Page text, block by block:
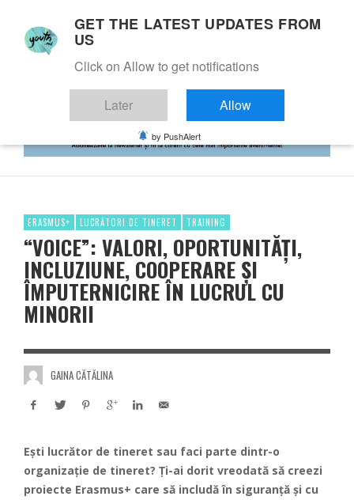
ERASMUS+ LUCRĂTORI DE TINERET TRAINING
“VOICE”: VALORI, OPORTUNITĂȚI,
INCLUZIUNE, COOPERARE ȘI
ÎMPUTERNICIRE ÎN LUCRUL CU
MINORII
GAINA CĂTĂLINA
Ești lucrător de tineret sau faci parte dintr-o
organizație de tineret? Ți-ai dorit vreodată să creezi
proiecte Erasmus+ care să includă în siguranță și cu
GET THE LATEST UPDATES FROM
US
Click on Allow to get notifications
Later Allow
by PushAlert